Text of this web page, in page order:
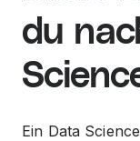
du
Ein Data